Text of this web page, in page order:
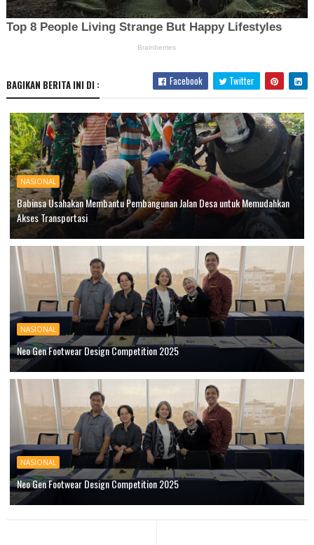
BAGIKAN BERITA INI DI : Facebook Twitter
NASIONAL
Babinsa Usahakan Membantu Pembangunan Jalan Desa untuk Memudahkan
Akses Transportasi
NASIONAL
Neo Gen Footwear Design Competition 2025
NASIONAL
Neo Gen Footwear Design Competition 2025